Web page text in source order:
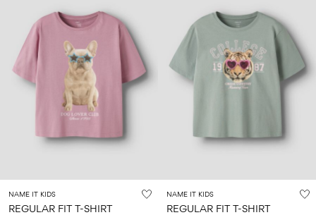
NAME IT KIDS
REGULAR FIT T-SHIRT
NAME IT KIDS
REGULAR FIT T-SHIRT